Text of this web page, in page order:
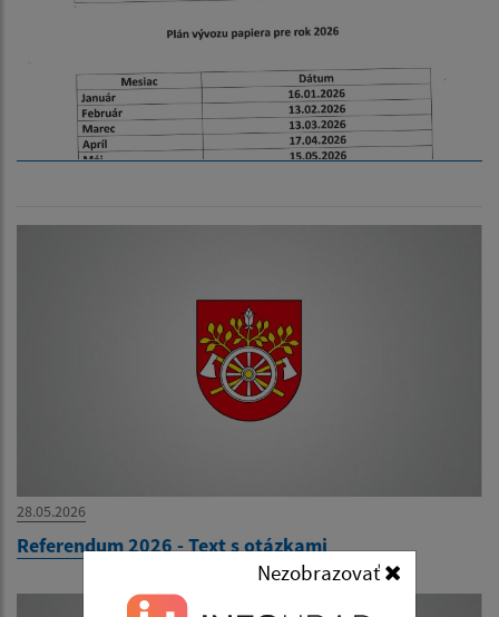
Nezobrazovať
28.05.2026
Referendum 2026 - Text s otázkami